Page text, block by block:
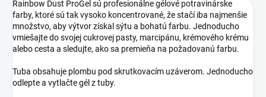
Rainbow Dust ProGel sú profesionálne gélové potravinárske
farby, ktoré sú tak vysoko koncentrované, že stačí iba najmenšie
množstvo, aby výtvor získal sýtu a bohatú farbu. Jednoducho
vmiešajte do svojej cukrovej pasty, marcipánu, krémového krému
alebo cesta a sledujte, ako sa premieňa na požadovanú farbu.
Tuba obsahuje plombu pod skrutkovacím uzáverom. Jednoducho
odlepte a vytlačte gél z tuby.